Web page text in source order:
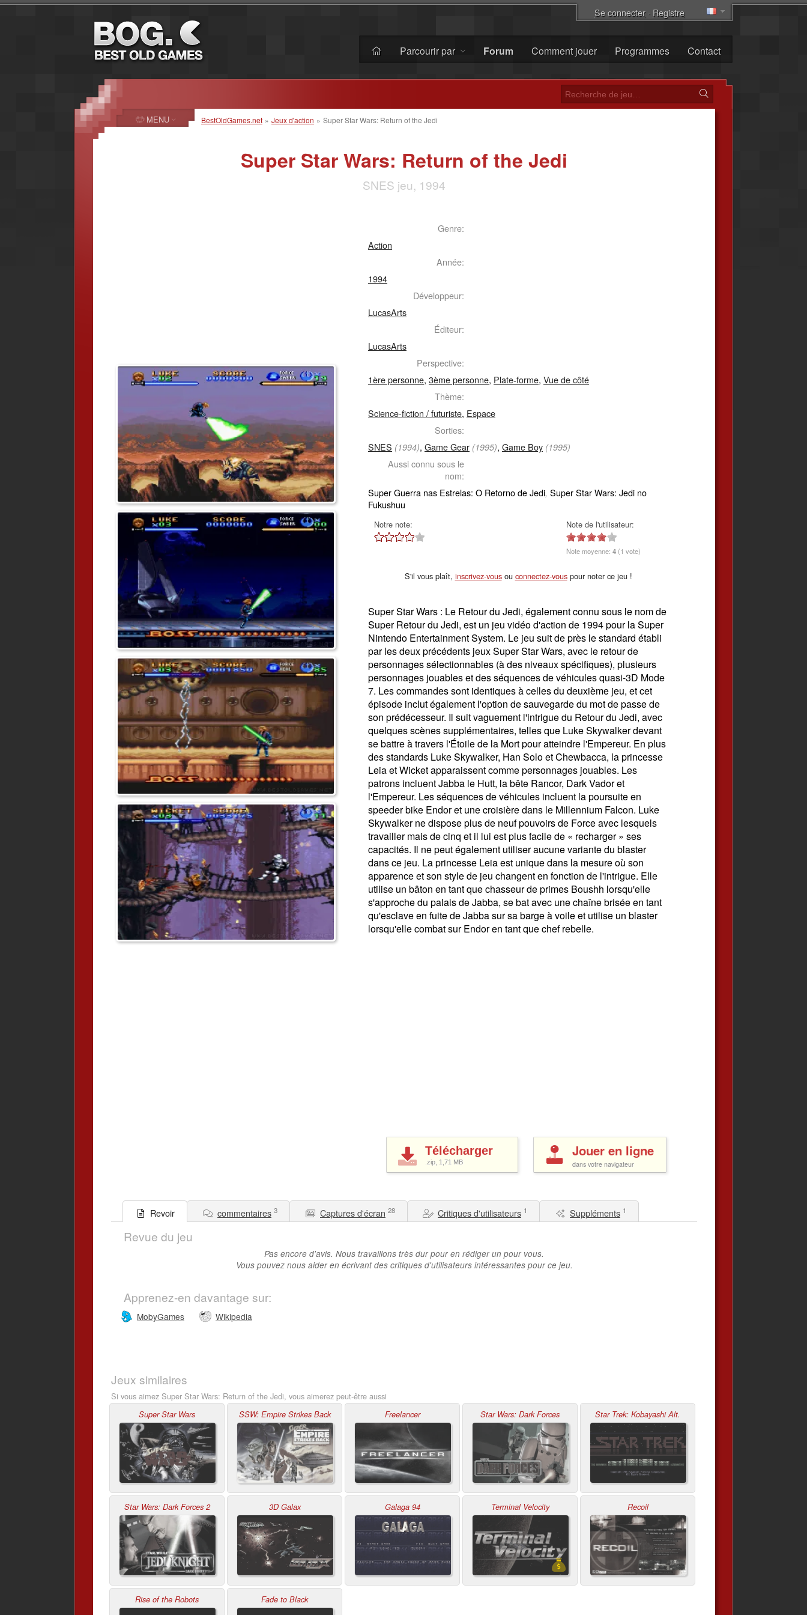
Se connecter· Registre
Parcourir par Forum Comment jouer Programmes Contact
BestOldGames.net » Jeux d'action » Super Star Wars: Return of the Jedi
Super Star Wars: Return of the Jedi
SNES jeu, 1994
Genre:
Action
Année:
1994
Développeur:
LucasArts
Éditeur:
LucasArts
Perspective:
1ère personne, 3ème personne, Plate-forme, Vue de côté
Thème:
Science-fiction / futuriste, Espace
Sorties:
SNES (1994), Game Gear (1995), Game Boy (1995)
Aussi connu sous le
nom:
Super Guerra nas Estrelas: O Retorno de Jedi, Super Star Wars: Jedi no
Fukushuu
Notre note: Note de l'utilisateur:
Note moyenne: 4 (1 vote)
S'il vous plaît, inscrivez-vousou connectez-vouspour noter ce jeu !
Super Star Wars : Le Retour du Jedi, également connu sous le nom de
Super Retour du Jedi, est un jeu vidéo d'action de 1994 pour la Super
Nintendo Entertainment System. Le jeu suit de près le standard établi
par les deux précédents jeux Super Star Wars, avec le retour de
personnages sélectionnables (à des niveaux spécifiques), plusieurs
personnages jouables et des séquences de véhicules quasi-3D Mode
7. Les commandes sont identiques à celles du deuxième jeu, et cet
épisode inclut également l'option de sauvegarde du mot de passe de
son prédécesseur. Il suit vaguement l'intrigue du Retour du Jedi, avec
quelques scènes supplémentaires, telles que Luke Skywalker devant
se battre à travers l'Étoile de la Mort pour atteindre l'Empereur. En plus
des standards Luke Skywalker, Han Solo et Chewbacca, la princesse
Leia et Wicket apparaissent comme personnages jouables. Les
patrons incluent Jabba le Hutt, la bête Rancor, Dark Vador et
l'Empereur. Les séquences de véhicules incluent la poursuite en
speeder bike Endor et une croisière dans le Millennium Falcon. Luke
Skywalker ne dispose plus de neuf pouvoirs de Force avec lesquels
travailler mais de cinq et il lui est plus facile de « recharger » ses
capacités. Il ne peut également utiliser aucune variante du blaster
dans ce jeu. La princesse Leia est unique dans la mesure où son
apparence et son style de jeu changent en fonction de l'intrigue. Elle
utilise un bâton en tant que chasseur de primes Boushh lorsqu'elle
s'approche du palais de Jabba, se bat avec une chaîne brisée en tant
qu'esclave en fuite de Jabba sur sa barge à voile et utilise un blaster
lorsqu'elle combat sur Endor en tant que chef rebelle.
Télécharger
.zip, 1,71 MB
Jouer en ligne
dans votre navigateur
Revoir commentaires 3 Captures d'écran 28 Critiques d'utilisateurs 1 Suppléments 1
Revue du jeu
Pas encore d'avis. Nous travaillons très dur pour en rédiger un pour vous.
Vous pouvez nous aider en écrivant des critiques d'utilisateurs intéressantes pour ce jeu.
Apprenez-en davantage sur:
MobyGames Wikipedia
Jeux similaires
Si vous aimez Super Star Wars: Return of the Jedi, vous aimerez peut-être aussi
Super Star Wars SSW: Empire Strikes Back Freelancer Star Wars: Dark Forces Star Trek: Kobayashi Alt.
Star Wars: Dark Forces 2 3D Galax Galaga 94 Terminal Velocity Recoil
Rise of the Robots Fade to Black
MENU